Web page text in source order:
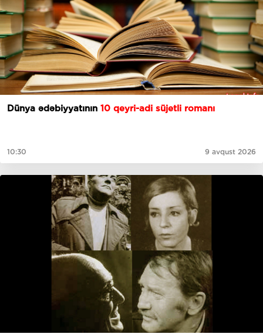
Dünya ədəbiyyatının 10 qeyri-adi süjetli romanı
10:30 9 avqust 2026